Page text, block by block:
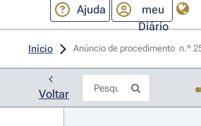
Ajuda
meu
Diário
Início Anúncio de procedimento  n.º
Voltar